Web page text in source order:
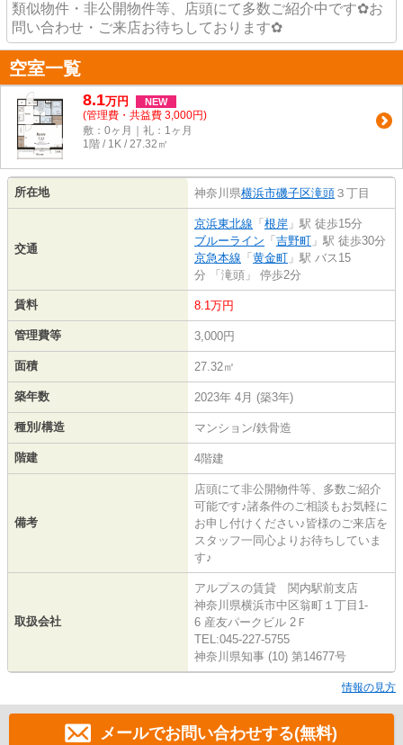
類似物件・非公開物件等、店頭にて多数ご紹介中です✿お
問い合わせ・ご来店お待ちしております✿
空室一覧
8.1万円 NEW
(管理費・共益費 3,000円)
敷：0ヶ月｜礼：1ヶ月
1階 / 1K / 27.32㎡
所在地 神奈川県横浜市磯子区滝頭 ３丁目
交通
京浜東北線 「 根岸 」駅 徒歩15分
ブルーライン 「 吉野町 」駅 徒歩30分
京急本線 「 黄金町 」駅 バス15
分 「滝頭」 停歩2分
賃料 8.1万円
管理費等 3,000円
面積 27.32㎡
築年数 2023年 4月 (築3年)
種別/構造 マンション/鉄骨造
階建 4階建
備考
店頭にて非公開物件等、多数ご紹介
可能です♪諸条件のご相談もお気軽に
お申し付けください♪皆様のご来店を
スタッフ一同心よりお待ちしていま
す♪
取扱会社
アルプスの賃貸 関内駅前支店
神奈川県横浜市中区翁町１丁目1-
6 産友パークビル 2Ｆ
TEL:045-227-5755
神奈川県知事 (10) 第14677号
情報の見方
メールでお問い合わせする(無料)